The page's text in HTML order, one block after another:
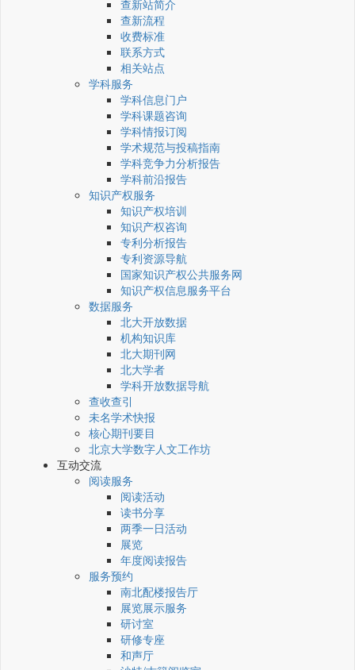
查新站简介
查新流程
收费标准
联系方式
相关站点
学科服务
学科信息门户
学科课题咨询
学科情报订阅
学术规范与投稿指南
学科竞争力分析报告
学科前沿报告
知识产权服务
知识产权培训
知识产权咨询
专利分析报告
专利资源导航
国家知识产权公共服务网
知识产权信息服务平台
数据服务
北大开放数据
机构知识库
北大期刊网
北大学者
学科开放数据导航
查收查引
未名学术快报
核心期刊要目
北京大学数字人文工作坊
互动交流
阅读服务
阅读活动
读书分享
两季一日活动
展览
年度阅读报告
服务预约
南北配楼报告厅
展览展示服务
研讨室
研修专座
和声厅